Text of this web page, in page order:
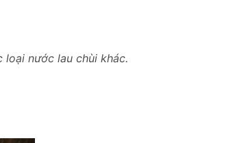
nước lau chùi khác.